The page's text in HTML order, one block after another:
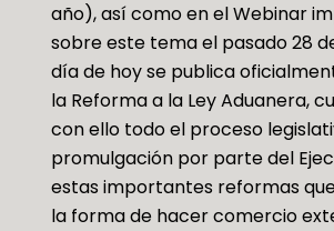
año), así como en el Webinar
sobre este tema el pasado 28
día de hoy se publica
la Reforma a la Ley Aduanera,
con ello todo el proceso
promulgación por parte del
estas importantes reformas
la forma de hacer comercio